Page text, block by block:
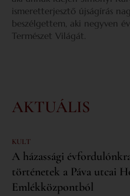
ismeretterjesztő újságírás
beszélgettem, aki negyven
Természet Világát.
AKTUÁLIS
KULT
A házassági
történetek a Páva utcai
Emlékközpontból